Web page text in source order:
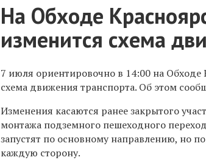
На Обходе
изменится схема
7 июля ориентировочно в 14:00 на
схема движения транспорта. Об этом
Изменения касаются ранее закрытого
монтажа подземного пешеходного
запустят по основному направлению, но
каждую сторону.